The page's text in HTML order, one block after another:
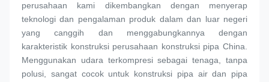
perusahaan kami dikembangkan dengan menyerap
teknologi dan pengalaman produk dalam dan luar negeri
yang canggih dan menggabungkannya dengan
karakteristik konstruksi perusahaan konstruksi pipa China.
Menggunakan udara terkompresi sebagai tenaga, tanpa
polusi, sangat cocok untuk konstruksi pipa air dan pipa